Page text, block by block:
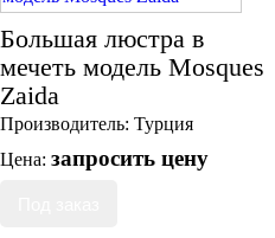
Большая люстра в
мечеть модель Mosques
Zaida
Производитель: Турция
Цена: запросить цену